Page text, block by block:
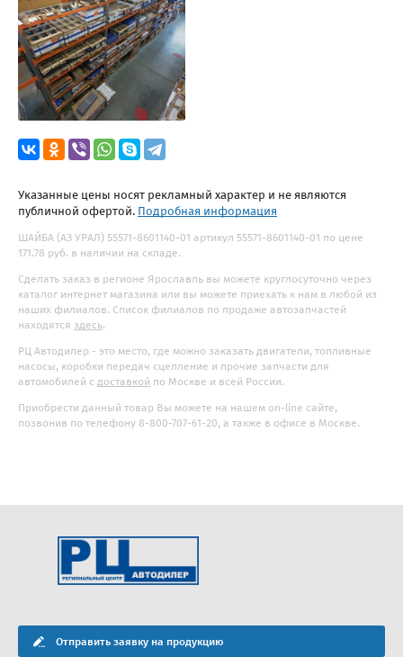
Указанные цены носят рекламный характер и не являются
публичной офертой. Подробная информация
ШАЙБА (АЗ УРАЛ) 55571-8601140-01 артикул 55571-8601140-01 по цене
171.78 руб. в наличии на складе.
Сделать заказ в регионе Ярославль вы можете круглосуточно через
каталог интернет магазина или вы можете приехать к нам в любой из
наших филиалов. Список филиалов по продаже автозапчастей
находятся здесь.
РЦ Автодилер - это место, где можно заказать двигатели, топливные
насосы, коробки передач сцепление и прочие запчасти для
автомобилей с доставкой по Москве и всей России.
Приобрести данный товар Вы можете на нашем on-line сайте,
позвонив по телефону 8-800-707-61-20, а также в офисе в Москве.
Отправить заявку на продукцию